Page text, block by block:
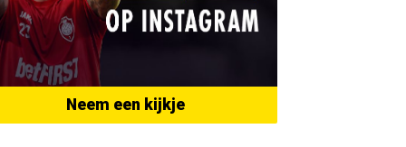
Neem een kijkje